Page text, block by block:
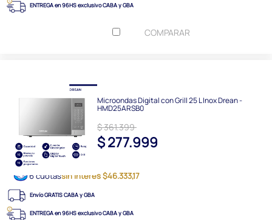
ENTREGA en 96HS exclusivo CABA y GBA
COMPARAR
Microondas Digital con Grill 25 L Inox Drean -
HMD25ARSB0
$ 361.399
$ 277.999
6 cuotassin interés $46.333,17
Envío GRATIS CABA y GBA
ENTREGA en 96HS exclusivo CABA y GBA